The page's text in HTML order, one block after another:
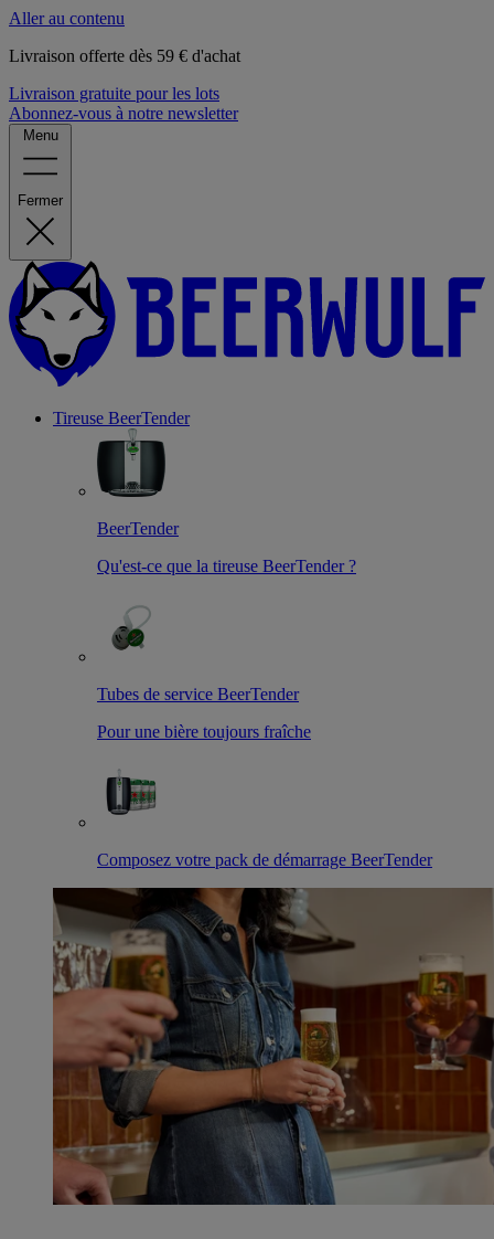
Aller au contenu
Livraison offerte dès 59 € d'achat
Livraison gratuite pour les lots
Abonnez-vous à notre newsletter
Menu
Fermer
Tireuse BeerTender
BeerTender
Qu'est-ce que la tireuse BeerTender ?
Tubes de service BeerTender
Pour une bière toujours fraîche
Composez votre pack de démarrage BeerTender